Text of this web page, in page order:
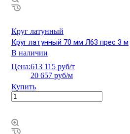
Круг латунный
Круг латунный 70 мм Л63 прес 3 м
В наличии
Цена:613 115 руб/т
20 657 руб/м
Купить